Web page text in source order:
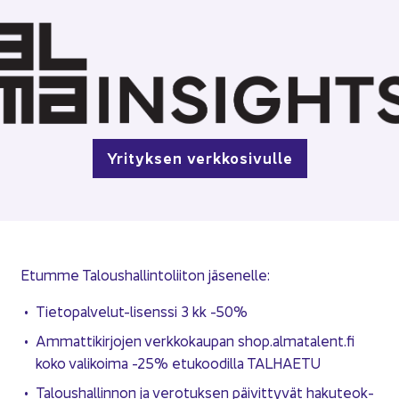
Yri­tyk­sen verk­ko­si­vul­le
Etum­me Ta­lous­hal­lin­to­lii­ton jä­se­nel­le:
Tietopalvelut-​lisenssi 3 kk -50%
Am­mat­ti­kir­jo­jen verk­ko­kau­pan shop.al­ma­ta­lent.fi
koko va­li­koi­ma -25% etu­koo­dil­la TAL­HAE­TU
Ta­lous­hal­lin­non ja ve­ro­tuk­sen päi­vit­ty­vät ha­ku­teok­